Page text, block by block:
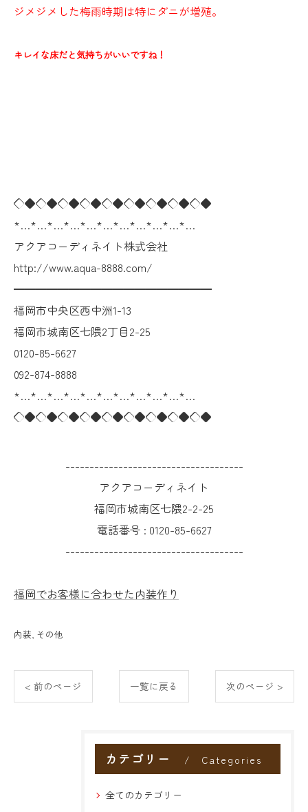
ジメジメした梅雨時期は特にダニが増殖。
キレイな床だと気持ちがいいですね！
◇◆◇◆◇◆◇◆◇◆◇◆◇◆◇◆◇◆
*…*…*…*…*…*…*…*…*…*…*…
アクアコーディネイト株式会社
http://www.aqua-8888.com/
━━━━━━━━━━━━━━━━━━
福岡市中央区西中洲1-13
福岡市城南区七隈2丁目2-25
0120-85-6627
092-874-8888
*…*…*…*…*…*…*…*…*…*…*…
◇◆◇◆◇◆◇◆◇◆◇◆◇◆◇◆◇◆
-------------------------------------
アクアコーディネイト
福岡市城南区七隈2-2-25
電話番号 : 0120-85-6627
-------------------------------------
福岡でお客様に合わせた内装作り
内装 その他
< 前のページ 一覧に戻る 次のページ >
カテゴリー Categories
全てのカテゴリー